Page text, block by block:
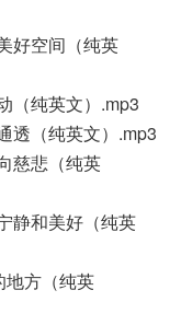
好空间（纯英
（纯英文）.mp3
透（纯英文）.mp3
慈悲（纯英
静和美好（纯英
地方（纯英